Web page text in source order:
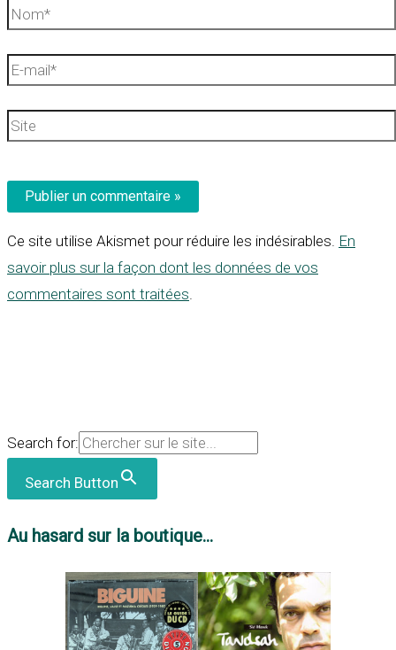
Nom*
E-
Site
Ce site utilise Akismet pour réduire les indésirables. En
savoir plus sur la façon dont les données de vos
commentaires sont traitées
Search for:
Search Button
Au hasard sur la boutique...